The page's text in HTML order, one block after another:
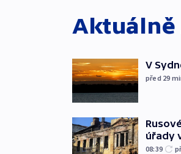
V
před 29
úřady
08:39